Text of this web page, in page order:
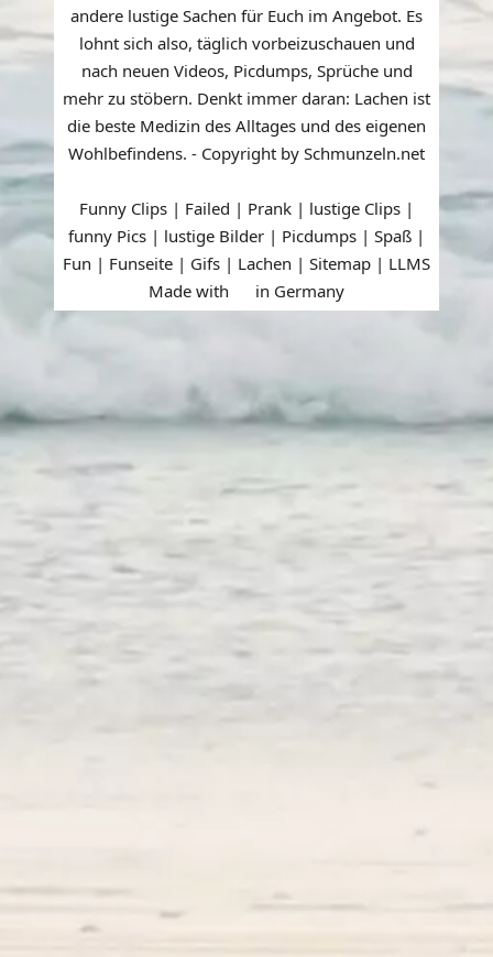
andere lustige Sachen für Euch im Angebot. Es
lohnt sich also, täglich vorbeizuschauen und
nach neuen Videos, Picdumps, Sprüche und
mehr zu stöbern. Denkt immer daran: Lachen ist
die beste Medizin des Alltages und des eigenen
Wohlbefindens. - Copyright by Schmunzeln.net
Funny Clips | Failed | Prank | lustige Clips |
funny Pics | lustige Bilder | Picdumps | Spaß |
Fun | Funseite | Gifs | Lachen | Sitemap | LLMS
Made with
in Germany